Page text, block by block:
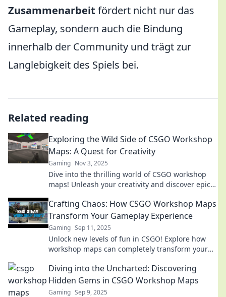
Zusammenarbeit fördert nicht nur das
Gameplay, sondern auch die Bindung
innerhalb der Community und trägt zur
Langlebigkeit des Spiels bei.
Related reading
Exploring the Wild Side of CSGO Workshop
Maps: A Quest for Creativity
Gaming Nov 3, 2025
Dive into the thrilling world of CSGO workshop
maps! Unleash your creativity and discover epic
Crafting Chaos: How CSGO Workshop Maps
Transform Your Gameplay Experience
Gaming Sep 11, 2025
Unlock new levels of fun in CSGO! Explore how
workshop maps can completely transform your
Diving into the Uncharted: Discovering
Hidden Gems in CSGO Workshop Maps
Gaming Sep 9, 2025